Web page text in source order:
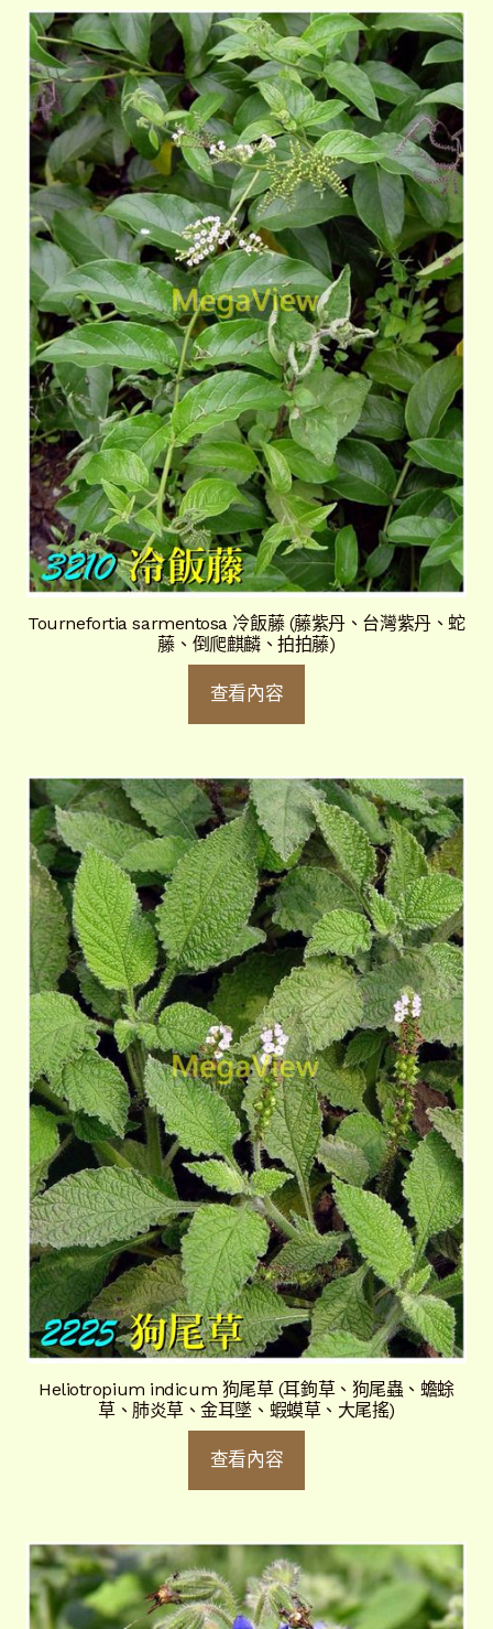
Tournefortia sarmentosa 冷飯藤 (藤紫丹、台灣紫丹、蛇
藤、倒爬麒麟、拍拍藤)
查看內容
Heliotropium indicum 狗尾草 (耳鉤草、狗尾蟲、蟾蜍
草、肺炎草、金耳墜、蝦蟆草、大尾搖)
查看內容